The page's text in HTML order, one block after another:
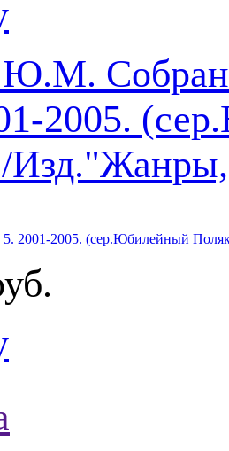
5. 2001-2005. (сер.Юбилейный